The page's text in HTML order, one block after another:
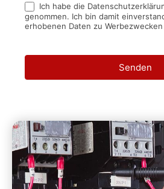
Ich habe die
genommen. Ich bin damit
erhobenen Daten zu
Senden